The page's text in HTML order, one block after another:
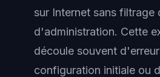
sur Internet sans
d'administration. Cette
découle souvent
configuration initiale ou